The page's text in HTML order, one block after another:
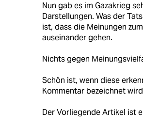
Nun gab es im Gazakrieg
Darstellungen. Was der
ist, dass die Meinungen
auseinander gehen.
Nichts gegen
Schön ist, wenn diese
Kommentar bezeichnet
Der Vorliegende Artikel ist